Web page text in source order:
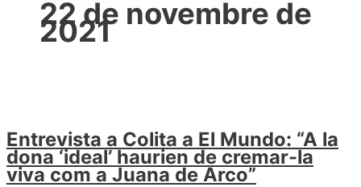
22 de novembre de
2021
Entrevista a Colita a El Mundo: “A la
dona ‘ideal’ haurien de cremar-la
viva com a Juana de Arco”